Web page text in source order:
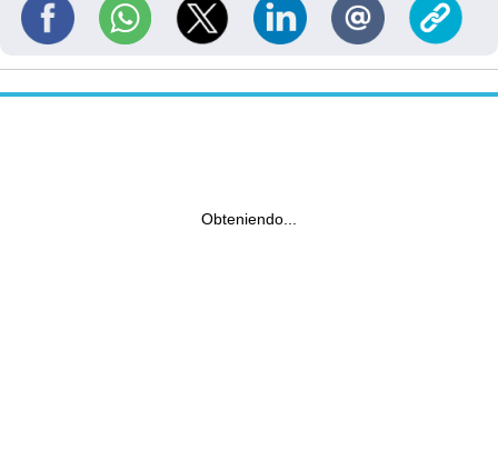
Obteniendo...